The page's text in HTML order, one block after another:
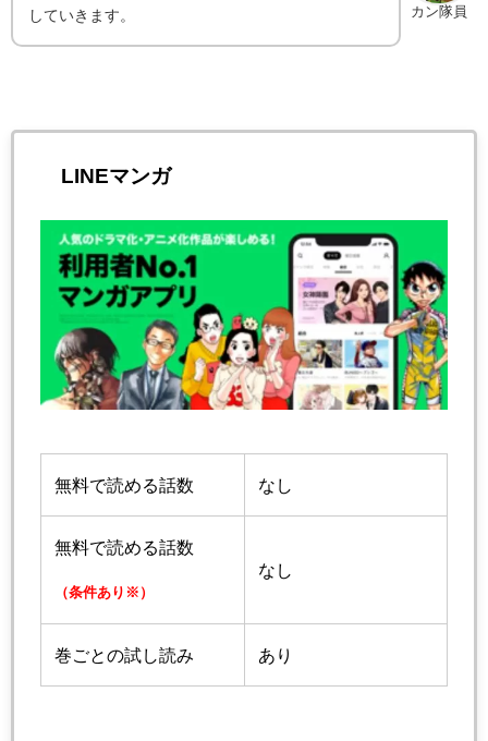
カン隊員
していきます。
LINEマンガ
無料で読める話数 なし
無料で読める話数
（条件あり※）
なし
巻ごとの試し読み あり